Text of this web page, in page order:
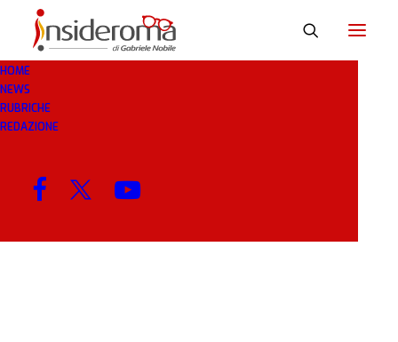
HOME
NEWS
RUBRICHE
REDAZIONE
RISONANZA
MENU